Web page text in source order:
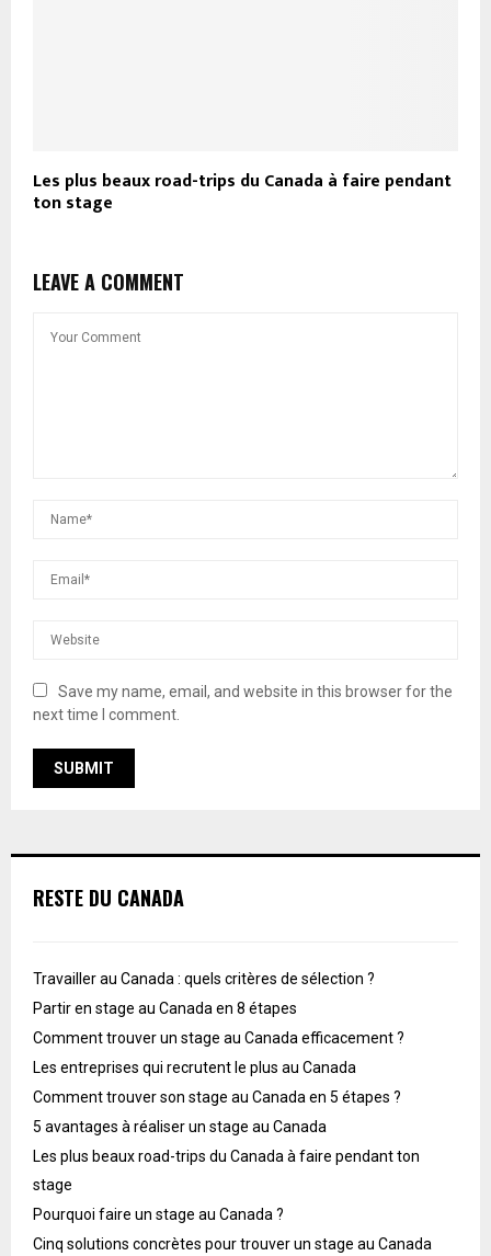
Les plus beaux road-trips du Canada à faire pendant
ton stage
LEAVE A COMMENT
Save my name, email, and website in this browser for the
next time I comment.
RESTE DU CANADA
Travailler au Canada : quels critères de sélection ?
Partir en stage au Canada en 8 étapes
Comment trouver un stage au Canada efficacement ?
Les entreprises qui recrutent le plus au Canada
Comment trouver son stage au Canada en 5 étapes ?
5 avantages à réaliser un stage au Canada
Les plus beaux road-trips du Canada à faire pendant ton
stage
Pourquoi faire un stage au Canada ?
Cinq solutions concrètes pour trouver un stage au Canada